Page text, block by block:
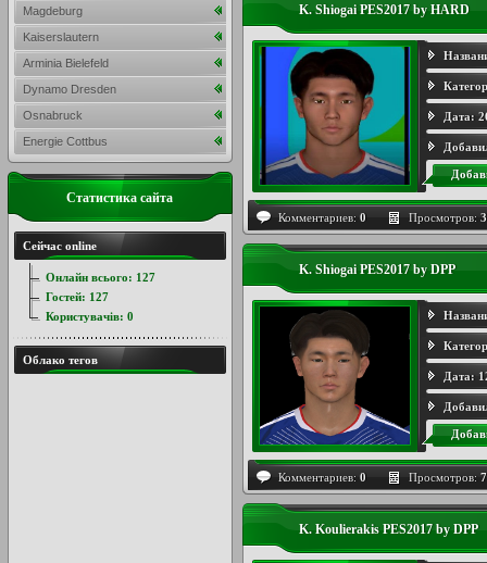
K. Shiogai PES2017 by HARD
Дата:
Комментариев: 0 Просмотров:
K. Shiogai PES2017 by DPP
Дата:
Комментариев: 0 Просмотров:
K. Koulierakis PES2017 by DPP
Magdeburg
Kaiserslautern
Arminia Bielefeld
Dynamo Dresden
Osnabruck
Energie Cottbus
Статистика сайта
Сейчас online
Онлайн всього: 127
Гостей: 127
Користувачів: 0
Облако тегов